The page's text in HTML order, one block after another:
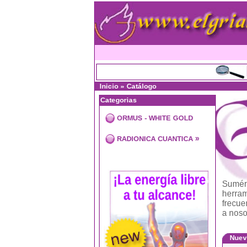
Inicio » Catálogo
Categorias
ORMUS - WHITE GOLD
RADIONICA CUANTICA »
a